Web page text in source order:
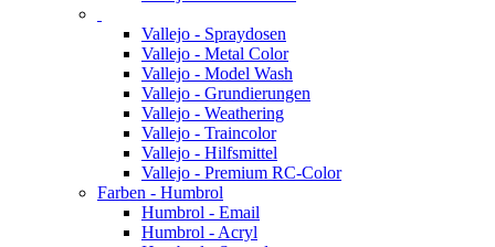
Vallejo - Spraydosen
Vallejo - Metal Color
Vallejo - Model Wash
Vallejo - Grundierungen
Vallejo - Weathering
Vallejo - Traincolor
Vallejo - Hilfsmittel
Vallejo - Premium RC-Color
Farben - Humbrol
Humbrol - Email
Humbrol - Acryl